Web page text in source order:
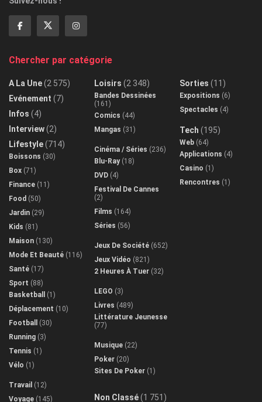
Chercher par catégorie
A La Une(2 575)
Evénement (7)
Infos (4)
Interview(2)
Lifestyle(714)
Boissons (30)
Box (71)
Finance (11)
Food (50)
Jardin (29)
Kids (81)
Maison (130)
Mode Et Beauté (116)
Santé (17)
Sport (88)
Basketball
(1)
Déplacement (10)
Football
(30)
Running (3)
Tennis (1)
Vélo (1)
Travail (12)
Voyage (145)
Loisirs (2 348)
Bandes Dessinées
(161)
Comics (44)
Mangas (31)
Cinéma / Séries (236)
Blu-Ray(18)
DVD (4)
Festival De Cannes
(2)
Films (164)
Séries (56)
Jeux De Société (652)
Jeux Vidéo (821)
2 Heures À Tuer (32)
LEGO (3)
Livres (489)
Littérature Jeunesse
(77)
Musique (22)
Poker (20)
Sites De Poker (1)
Non Classé(1 751)
Sorties (11)
Expositions (6)
Spectacles (4)
Tech (195)
Web (64)
Applications (4)
Casino (1)
Rencontres (1)